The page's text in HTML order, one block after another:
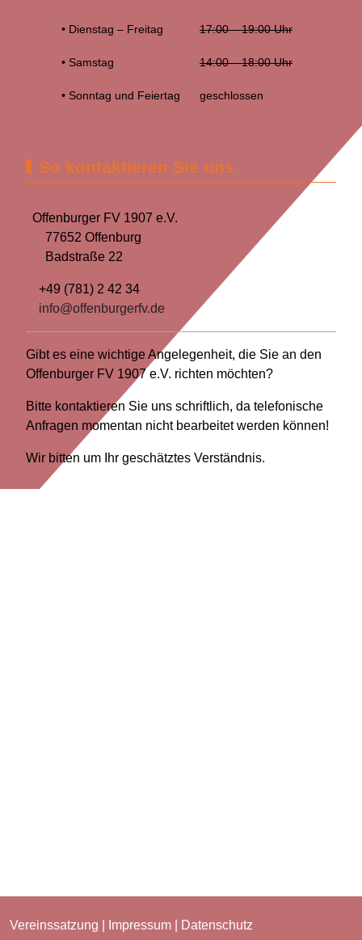
• Dienstag – Freitag 17:00 – 19:00 Uhr
• Samstag 14:00 – 18:00 Uhr
• Sonntag und Feiertag geschlossen
So kontaktieren Sie uns
Offenburger FV 1907 e.V.
77652 Offenburg
Badstraße 22
+49 (781) 2 42 34
info@offenburgerfv.de
Gibt es eine wichtige Angelegenheit, die Sie an den
Offenburger FV 1907 e.V. richten möchten?
Bitte kontaktieren Sie uns schriftlich, da telefonische
Anfragen momentan nicht bearbeitet werden können!
Wir bitten um Ihr geschätztes Verständnis.
Vereinssatzung Impressum Datenschutz